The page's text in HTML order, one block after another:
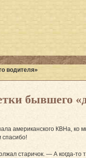
водителя»
бывшего
американского КВНа, ко
старичок. — А когда-то